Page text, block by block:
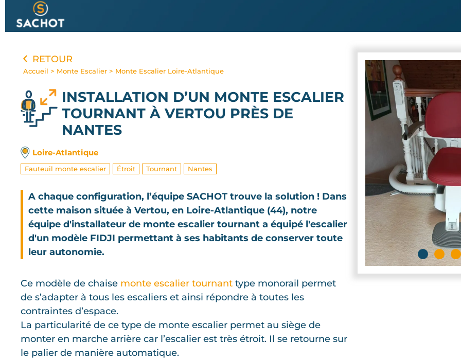
RETOUR
Accueil > Monte Escalier > Monte Escalier Loire-Atlantique
INSTALLATION D’UN MONTE ESCALIER
TOURNANT À VERTOU PRÈS DE
NANTES
Loire-Atlantique
Fauteuil monte escalier Étroit Tournant Nantes
A chaque configuration, l’équipe SACHOT trouve la solution ! Dans
cette maison située à Vertou, en Loire-Atlantique (44), notre
équipe d'installateur de monte escalier tournant a équipé l'escalier
d'un modèle FIDJI permettant à ses habitants de conserver toute
leur autonomie.
Ce modèle de chaise monte escalier tournant type monorail permet
de s’adapter à tous les escaliers et ainsi répondre à toutes les
contraintes d’espace.
La particularité de ce type de monte escalier permet au siège de
monter en marche arrière car l’escalier est très étroit. Il se retourne sur
le palier de manière automatique.
Panneau de gestion des cookies